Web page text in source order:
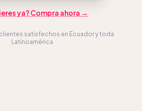
ya? Compra ahora →
satisfechos en Ecuador y toda
Latinoamérica